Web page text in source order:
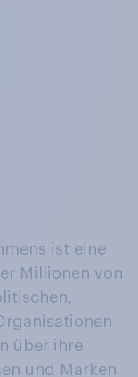
ist eine
Millionen von
über ihre
und Marken